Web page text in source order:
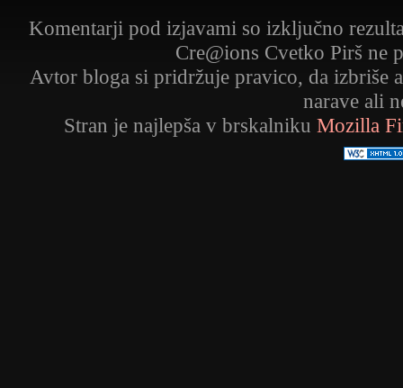
Komentarji pod izjavami so izključno
Cre@ions Cvetko Pirš ne
Avtor bloga si pridržuje pravico, da izbriše
narave ali
Stran je najlepša v brskalniku Mozilla